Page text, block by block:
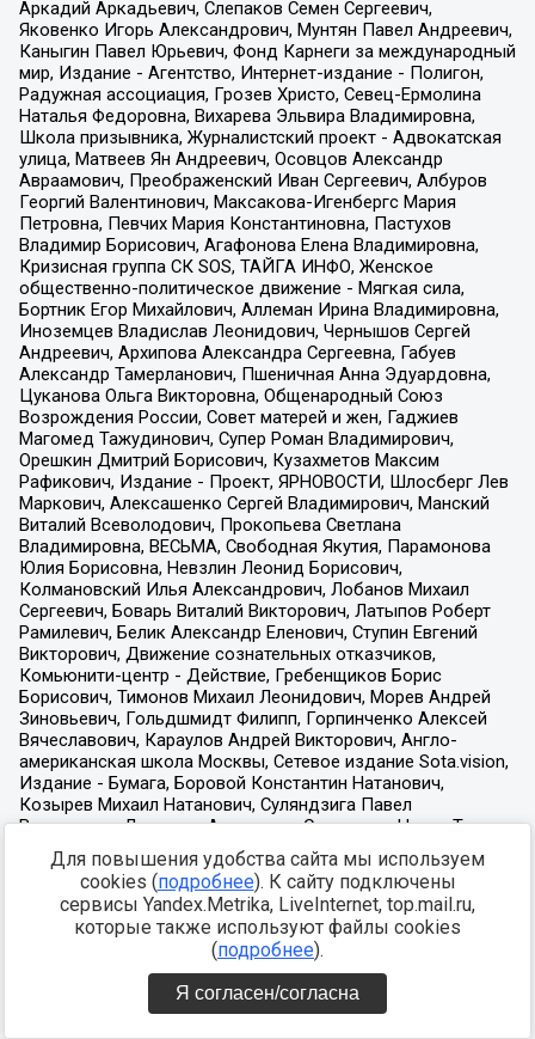
Для повышения удобства сайта мы используем
cookies (подробнее). К сайту подключены
сервисы Yandex.Metrika, LiveInternet, top.mail.ru,
которые также используют файлы cookies
(подробнее).
Я согласен/согласна